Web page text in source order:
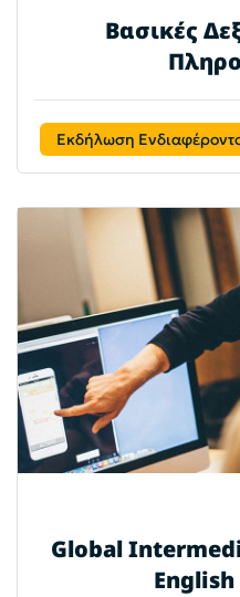
Βασικές
Εκδήλωση
Global